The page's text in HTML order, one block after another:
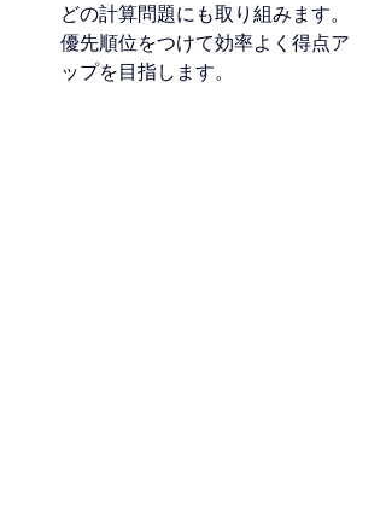
どの計算問題にも取り組みます。
優先順位をつけて効率よく得点ア
ップを目指します。